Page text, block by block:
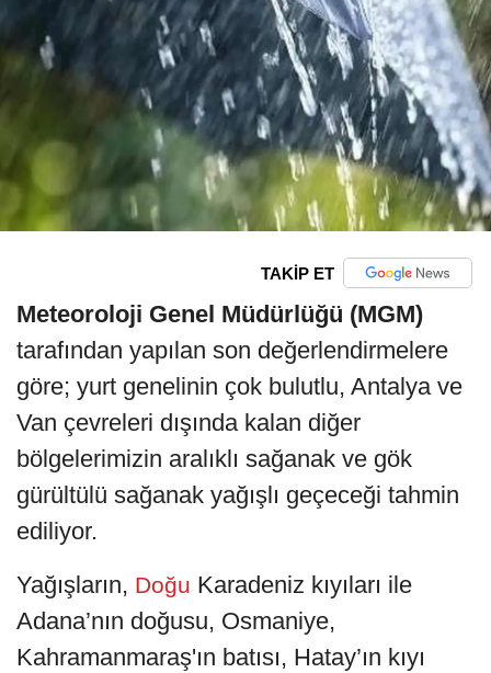
TAKİP ET
Meteoroloji Genel Müdürlüğü (MGM)
tarafından yapılan son değerlendirmelere
göre; yurt genelinin çok bulutlu, Antalya ve
Van çevreleri dışında kalan diğer
bölgelerimizin aralıklı sağanak ve gök
gürültülü sağanak yağışlı geçeceği tahmin
ediliyor.
Yağışların, Doğu Karadeniz kıyıları ile
Adana’nın doğusu, Osmaniye,
Kahramanmaraş'ın batısı, Hatay’ın kıyı